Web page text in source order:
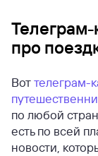
про
Воттелеграм-
по любой
есть по всей
новости,